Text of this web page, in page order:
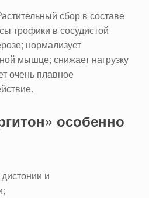
сбор в составе
трофики в сосудистой
нормализует
мышце; снижает нагрузку
очень плавное
особенно
и